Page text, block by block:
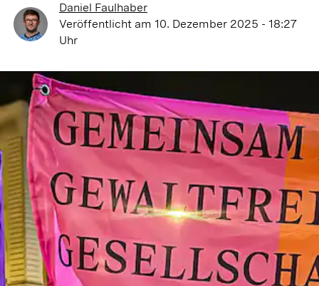
Daniel Faulhaber
Veröffentlicht am 10. Dezember 2025 - 18:27
Uhr